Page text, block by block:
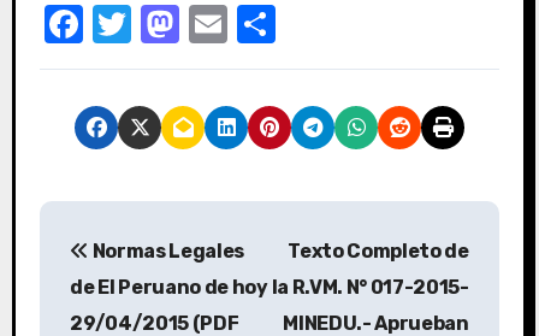
F
a
c
e
o
k
T
w
it
te
M
a
st
o
n
E
m
ail
o
m
p
Normas Legales
de El Peruano de hoy
29/04/2015 (PDF
Texto Completo de
la R.VM. N° 017-2015-
MINEDU.- Aprueban